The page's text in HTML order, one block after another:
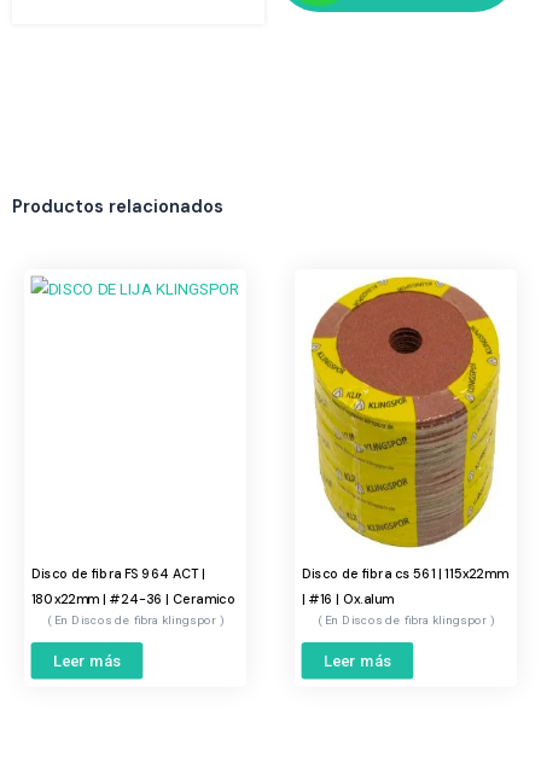
Productos relacionados
Disco de fibra FS 964 ACT |
180x22mm | #24-36 | Ceramico
Discos de fibra klingspor
Leer más
Disco de fibra cs 561 | 115x22mm
| #16 | Ox.alum
Discos de fibra klingspor
Leer más